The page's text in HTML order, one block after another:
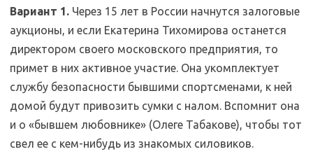
Вариант 1. Через 15 лет в России начнутся залоговые
аукционы, и если Екатерина Тихомирова останется
директором своего московского предприятия, то
примет в них активное участие. Она укомплектует
службу безопасности бывшими спортсменами, к ней
домой будут привозить сумки с налом. Вспомнит она
и о «бывшем любовнике» (Олеге Табакове), чтобы тот
свел ее с кем-нибудь из знакомых силовиков.